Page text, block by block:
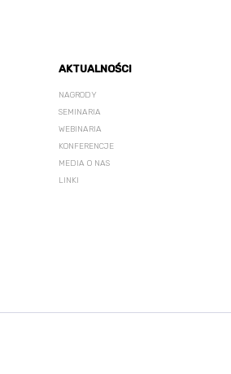
AKTUALNOŚCI
NAGRODY
SEMINARIA
WEBINARIA
KONFERENCJE
MEDIA O NAS
LINKI